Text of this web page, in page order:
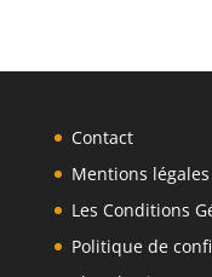
Contact
Mentions légales
Les Conditions
Politique de